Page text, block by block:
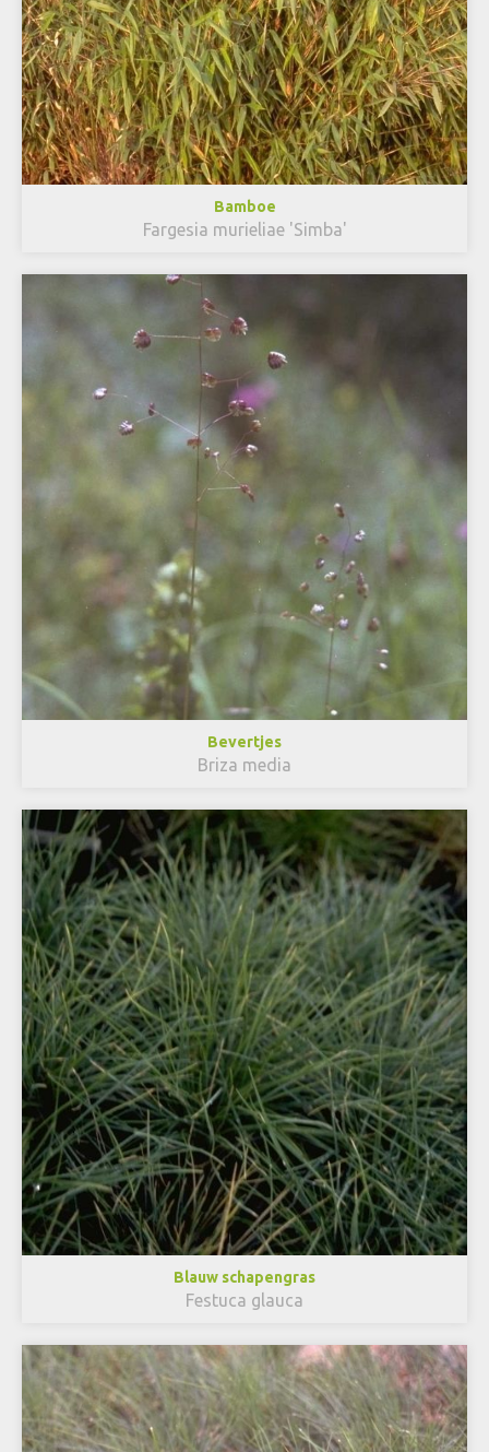
Bamboe
Fargesia murieliae 'Simba'
Bevertjes
Briza media
Blauw schapengras
Festuca glauca